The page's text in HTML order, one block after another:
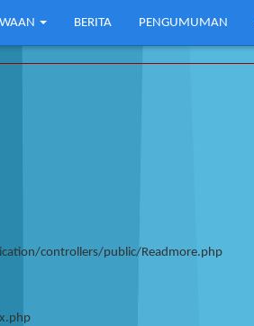
controllers/public/Readmore.php
BERITA PENGUMUMAN